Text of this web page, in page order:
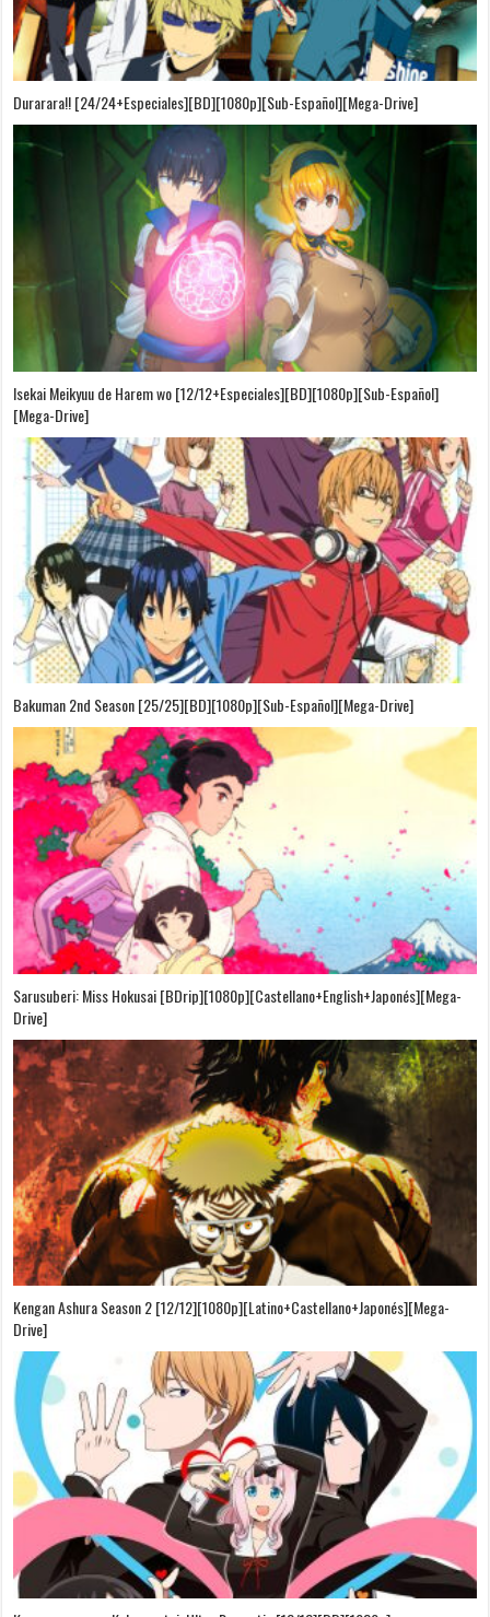
Durarara!! [24/24+Especiales][BD][1080p][Sub-Español][Mega-Drive]
Isekai Meikyuu de Harem wo [12/12+Especiales][BD][1080p][Sub-Español]
[Mega-Drive]
Bakuman 2nd Season [25/25][BD][1080p][Sub-Español][Mega-Drive]
Sarusuberi: Miss Hokusai [BDrip][1080p][Castellano+English+Japonés][Mega-
Drive]
Kengan Ashura Season 2 [12/12][1080p][Latino+Castellano+Japonés][Mega-
Drive]